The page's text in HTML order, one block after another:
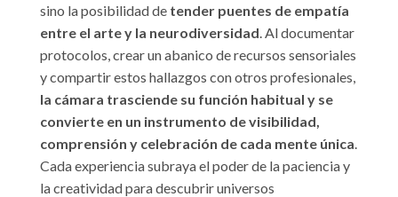
sino la posibilidad de tender puentes de empatía
entre el arte y la neurodiversidad. Al documentar
protocolos, crear un abanico de recursos sensoriales
y compartir estos hallazgos con otros profesionales,
la cámara trasciende su función habitual y se
convierte en un instrumento de visibilidad,
comprensión y celebración de cada mente única.
Cada experiencia subraya el poder de la paciencia y
la creatividad para descubrir universos